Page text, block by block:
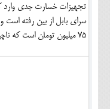
فرهنگی و هنری
اقتصادی
تجهیزات خسارت جدی وارد
سرای بابل از بین رفته
۷۵ میلیون تومان است که ناچیز است